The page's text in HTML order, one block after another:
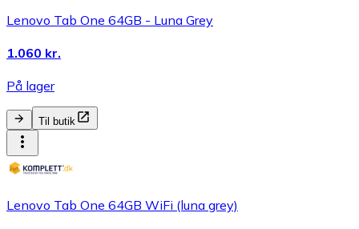
Lenovo Tab One 64GB - Luna Grey
1.060 kr.
På lager
Til butik
Lenovo Tab One 64GB WiFi (luna grey)